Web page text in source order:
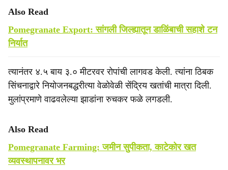
Also Read
Pomegranate Export: सांगली जिल्ह्यातून डाळिंबाची सहाशे टन
निर्यात
त्यानंतर ४.५ बाय ३.० मीटरवर रोपांची लागवड केली. त्यांना ठिबक
सिंचनाद्वारे नियोजनबद्धरीत्या वेळोवेळी सेंद्रिय खतांची मात्रा दिली.
मुलांप्रमाणे वाढवलेल्या झाडांना रुचकर फळे लगडली.
Also Read
Pomegranate Farming: जमीन सुपीकता, काटेकोर खत
व्यवस्थापनावर भर